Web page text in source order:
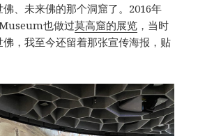
、未来佛的那个洞窟了。2016年
也做过莫高窟的展览 ，当时
，我至今还留着那张宣传海报，贴